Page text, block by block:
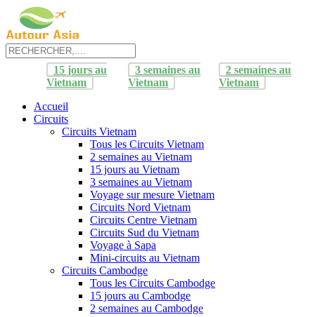
15 jours au
Vietnam
3 semaines au
Vietnam
2 semaines au
Vietnam
Accueil
Circuits
Circuits Vietnam
Tous les Circuits Vietnam
2 semaines au Vietnam
15 jours au Vietnam
3 semaines au Vietnam
Voyage sur mesure Vietnam
Circuits Nord Vietnam
Circuits Centre Vietnam
Circuits Sud du Vietnam
Voyage à Sapa
Mini-circuits au Vietnam
Circuits Cambodge
Tous les Circuits Cambodge
15 jours au Cambodge
2 semaines au Cambodge